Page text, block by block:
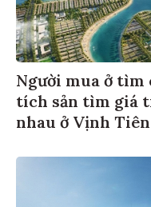
Người mua ở tìm
tích sản tìm giá
nhau ở Vịnh Tiên